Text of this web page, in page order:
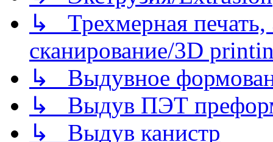
↳ Трехмерная
сканирование/3D
↳ Выдувное
↳ Выдув ПЭТ
↳ Выдув канистр